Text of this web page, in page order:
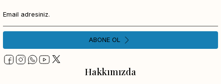
Hakkımızda
ABONE OL